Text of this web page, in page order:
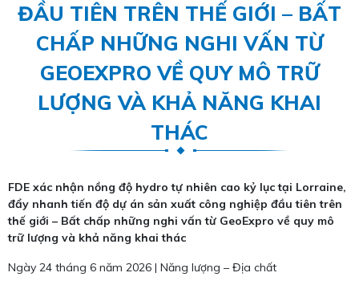
ĐẦU TIÊN TRÊN THẾ GIỚI – BẤT
CHẤP NHỮNG NGHI VẤN TỪ
GEOEXPRO VỀ QUY MÔ TRỮ
LƯỢNG VÀ KHẢ NĂNG KHAI
THÁC
FDE xác nhận nồng độ hydro tự nhiên cao kỷ lục tại Lorraine,
đẩy nhanh tiến độ dự án sản xuất công nghiệp đầu tiên trên
thế giới – Bất chấp những nghi vấn từ GeoExpro về quy mô
trữ lượng và khả năng khai thác
Ngày 24 tháng 6 năm 2026 | Năng lượng – Địa chất